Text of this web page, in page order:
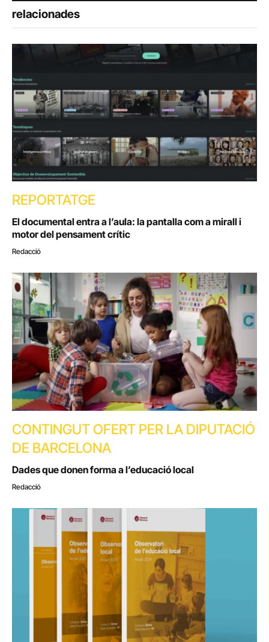
relacionades
REPORTATGE
El documental entra a l’aula: la pantalla com a mirall i
motor del pensament crític
Redacció
CONTINGUT OFERT PER LA DIPUTACIÓ
DE BARCELONA
Dades que donen forma a l’educació local
Redacció